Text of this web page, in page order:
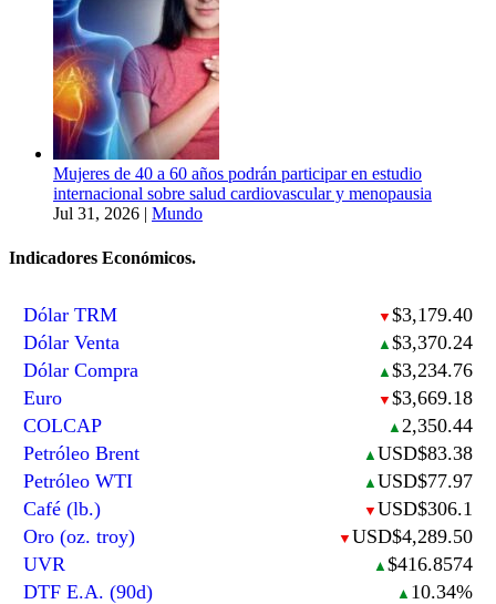
Mujeres de 40 a 60 años podrán participar en estudio
internacional sobre salud cardiovascular y menopausia
Jul 31, 2026 | Mundo
Indicadores Económicos.
Dólar TRM ▼ $3,179.40
Dólar Venta
▲ $3,370.24
Dólar Compra
▲ $3,234.76
Euro
▼ $3,669.18
COLCAP
▲ 2,350.44
Petróleo Brent
▲ USD$83.38
Petróleo WTI
▲ USD$77.97
Café (lb.)
▼ USD$306.1
Oro (oz. troy)
▼ USD$4,289.50
UVR
▲ $416.8574
DTF E.A. (90d)
▲ 10.34%